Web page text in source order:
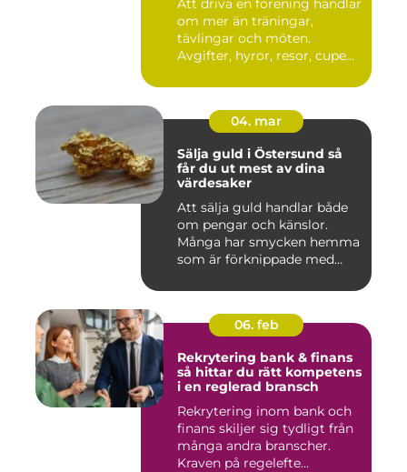
om mer än träningar,
tävlingar och möten.
Avgifter, hyror, resor, cupe...
04. mar
Sälja guld i Östersund så
får du ut mest av dina
värdesaker
Att sälja guld handlar både
om pengar och känslor.
Många har smycken hemma
som är förknippade med
06. feb
Rekrytering bank & finans
så hittar du rätt kompetens
i en reglerad bransch
Rekrytering inom bank och
finans skiljer sig tydligt från
många andra branscher.
Kraven på regelefte...